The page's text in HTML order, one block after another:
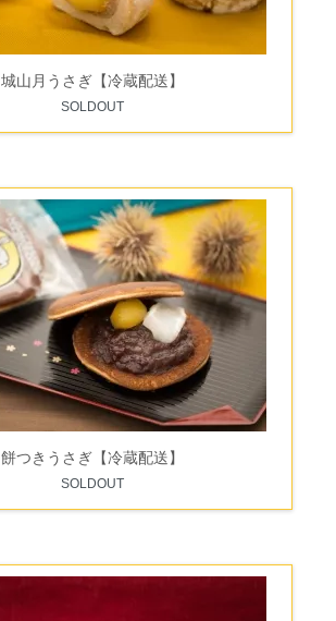
城山月うさぎ【冷蔵配送】
SOLDOUT
餅つきうさぎ【冷蔵配送】
SOLDOUT